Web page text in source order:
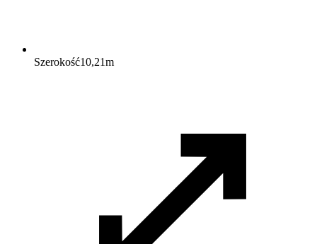
Szerokość10,21m